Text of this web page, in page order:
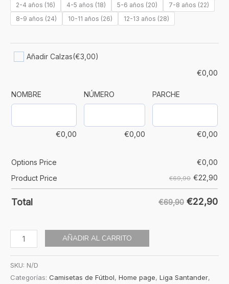
2-4 años (16) 4-5 años (18) 5-6 años (20)
7-8 años (22)
8-9 años (24)
10-11 años (26) 12-13 años (28)
Añadir Calzas(€3,00)
€0,00
NOMBRE
€0,00
NÚMERO
€0,00
PARCHE
€0,00
Options Price €0,00
Product Price
€69,90 €22,90
Total €69,90 €22,90
AÑADIR AL CARRITO
SKU: N/D
Categorías: Camisetas de Fútbol, Home page, Liga Santander,